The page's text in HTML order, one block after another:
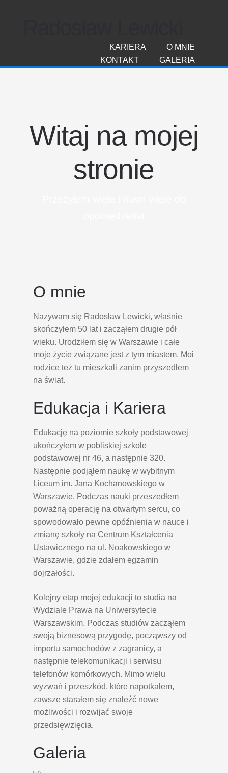
O MNIE
KARIERA
GALERIA
KONTAKT
Witaj na mojej
stronie
O mnie
Nazywam się Radosław Lewicki, właśnie
skończyłem 50 lat i zacząłem drugie pół
wieku. Urodziłem się w Warszawie i całe
moje życie związane jest z tym miastem. Moi
rodzice też tu mieszkali zanim przyszedłem
na świat.
Edukacja i Kariera
Edukację na poziomie szkoły podstawowej
ukończyłem w pobliskiej szkole
podstawowej nr 46, a następnie 320.
Następnie podjąłem naukę w wybitnym
Liceum im. Jana Kochanowskiego w
Warszawie. Podczas nauki przeszedłem
poważną operację na otwartym sercu, co
spowodowało pewne opóźnienia w nauce i
zmianę szkoły na Centrum Kształcenia
Ustawicznego na ul. Noakowskiego w
Warszawie, gdzie zdałem egzamin
dojrzałości.
Kolejny etap mojej edukacji to studia na
Wydziale Prawa na Uniwersytecie
Warszawskim. Podczas studiów zacząłem
swoją biznesową przygodę, począwszy od
importu samochodów z zagranicy, a
następnie telekomunikacji i serwisu
telefonów komórkowych. Mimo wielu
wyzwań i przeszkód, które napotkałem,
zawsze starałem się znaleźć nowe
możliwości i rozwijać swoje
przedsięwzięcia.
Galeria